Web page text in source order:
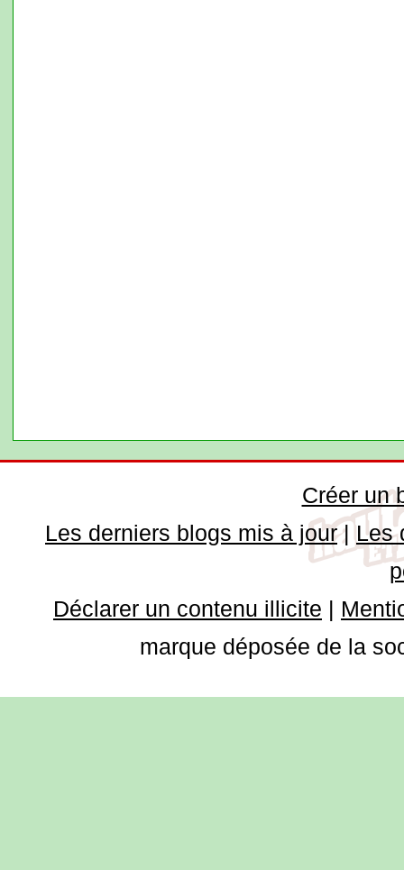
Créer un
Les derniers blogs mis à jour|Les
Déclarer un contenu illicite |
marque déposée de la